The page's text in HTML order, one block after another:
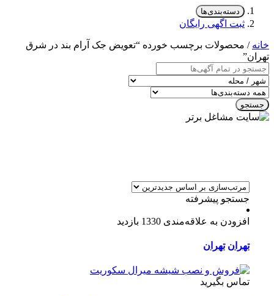
دسته‌بندی‌ها
ثبت اگهی رایگان
خانه / محصولات برچسب خورده “تعویض جک آرام بند در شرق
تهران”
جستجو
جستجو پیشرفته
افزودن به علاقه‌مندی 1330 بازدید
تهران تهران
تماس بگیرید